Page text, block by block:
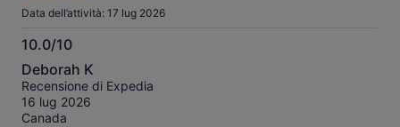
Data dell’attività: 17 lug 2026
10.0/10
10.0
su
10
Deborah K
Recensione di Expedia
16 lug 2026
Canada